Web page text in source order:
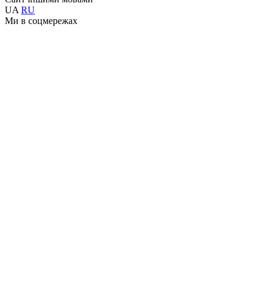
UA RU
Ми в соцмережах